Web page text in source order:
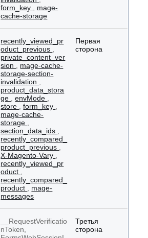
form_key
mage-
cache-storage
recently_viewed_pr
oduct_previous
private_content_ver
sion
mage-cache-
storage-section-
invalidation
product_data_stora
ge
,envMode
store
,form_key
mage-cache-
storage
section_data_ids
recently_compared_
product_previous
X-Magento-Vary
recently_viewed_pr
oduct
recently_compared_
product
mage-
messages
Первая
сторона
__RequestVerificatio
nToken,
Третья
сторона